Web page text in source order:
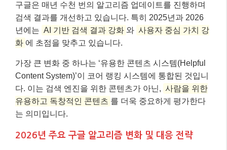
구글은 매년 수천 번의 알고리즘 업데이트를 진행하며
검색 결과를 개선하고 있습니다. 특히 2025년과 2026
년에는 AI 기반 검색 결과 강화 와 사용자 중심 가치 강
화 에 초점을 맞추고 있습니다.
가장 큰 변화 중 하나는 ‘유용한 콘텐츠 시스템(Helpful
Content System)’이 코어 랭킹 시스템에 통합된 것입니
다. 이는 검색 엔진을 위한 콘텐츠가 아닌, 사람을 위한
유용하고 독창적인 콘텐츠 를 더욱 중요하게 평가한다
는 의미입니다.
2026년 주요 구글 알고리즘 변화 및 대응 전략